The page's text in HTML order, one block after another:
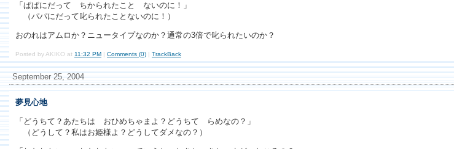
「ぱぱにだって ちかられたこと ないのに！」
（パパにだって叱られたことないのに！）
おのれはアムロか？ニュータイプなのか？通常の3倍で叱られたいのか？
Posted by AKIKO at 11:32 PM | Comments (0) | TrackBack
September 25, 2004
夢見心地
「どうちて？あたちは おひめちゃまよ？どうちて らめなの？」
（どうして？私はお姫様よ？どうしてダメなの？）